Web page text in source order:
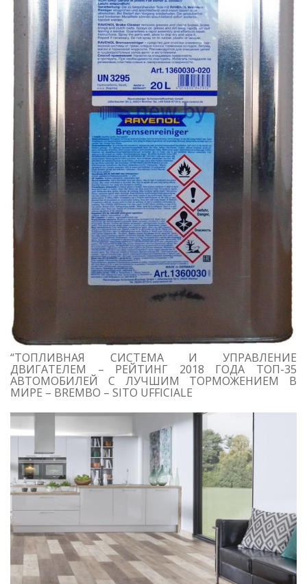
“ТОПЛИВНАЯ СИСТЕМА И УПРАВЛЕНИЕ
ДВИГАТЕЛЕМ – РЕЙТИНГ 2018 ГОДА ТОП-35
АВТОМОБИЛЕЙ С ЛУЧШИМ ТОРМОЖЕНИЕМ В
МИРЕ – BREMBO – SITO UFFICIALE